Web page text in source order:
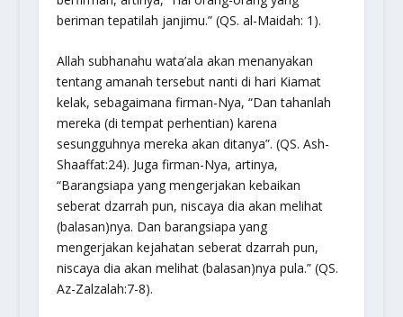
beriman tepatilah janjimu.”(QS. al-Maidah: 1).
Allah subhanahu wata’ala akan menanyakan
tentang amanah tersebut nanti di hari Kiamat
kelak, sebagaimana firman-Nya, “Dan tahanlah
mereka (di tempat perhentian) karena
sesungguhnya mereka akan ditanya”. (QS. Ash-
Shaaffat:24). Juga firman-Nya, artinya,
“Barangsiapa yang mengerjakan kebaikan
seberat dzarrah pun, niscaya dia akan melihat
(balasan)nya. Dan barangsiapa yang
mengerjakan kejahatan seberat dzarrah pun,
niscaya dia akan melihat (balasan)nya pula.”(QS.
Az-Zalzalah:7-8).